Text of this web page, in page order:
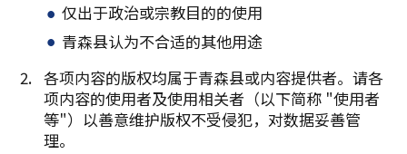
仅出于政治或宗教目的的使用
青森县认为不合适的其他用途
各项内容的版权均属于青森县或内容提供者。请各
项内容的使用者及使用相关者（以下简称 "使用者
等"）以善意维护版权不受侵犯，对数据妥善管
理。